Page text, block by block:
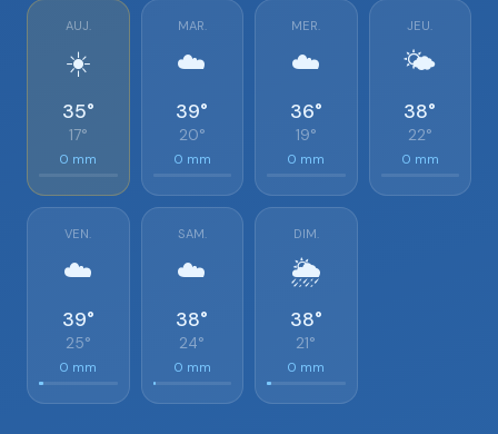
AUJ.
☀️
35°
17°
0 mm
MAR.
☁️
39°
20°
0 mm
MER.
☁️
36°
19°
0 mm
JEU.
🌤️
38°
22°
0 mm
VEN.
☁️
39°
25°
0 mm
SAM.
☁️
38°
24°
0 mm
DIM.
🌦️
38°
21°
0 mm